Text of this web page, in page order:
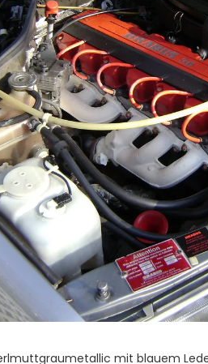
mit blauem